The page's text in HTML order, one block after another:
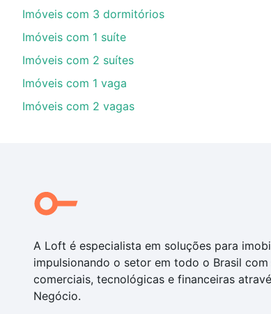
Imóveis com 3 dormitórios
Imóveis com 1 suíte
Imóveis com 2 suítes
Imóveis com 1 vaga
Imóveis com 2 vagas
A Loft é especialista em soluções para
impulsionando o setor em todo o Brasil
comerciais, tecnológicas e financeiras
Negócio.